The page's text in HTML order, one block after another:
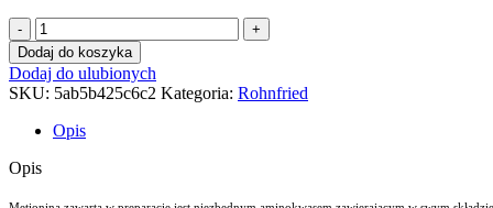
ilość
Taubengold
1000ml
ROHNFRIED
Dodaj do koszyka
Dodaj do ulubionych
SKU: 5ab5b425c6c2 Kategoria: Rohnfried
Opis
Opis